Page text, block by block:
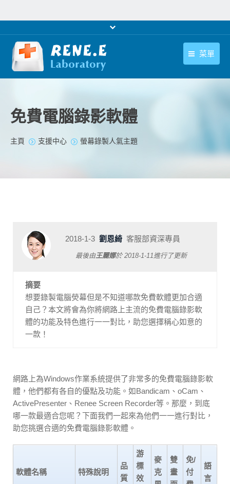
菜單
下載中心
免費電腦錄影軟體
您在此处：
主頁 支援中心 螢幕錄製人氣主題
2018-1-3 劉恩綺 客服部資深專員
最後由王麗娜於2018-1-11進行了更新
摘要
想要錄製電腦熒幕但是不知道哪款免費軟體更加合適
自己？本文將會為你將網路上主流的免費電腦錄影軟
體的功能及特色進行一一對比，助您選擇稱心如意的
一款！
網路上為Windows作業系統提供了非常多的免費電腦錄影軟
體，他們都有各自的優點及功能。如Bandicam、oCam、
ActivePresenter、Renee Screen Recorder等。那麼，到底
哪一款最適合您呢？下面我們一起來為他們一一進行對比，
助您挑選合適的免費電腦錄影軟體。
軟體名稱 特殊說明
品
質
游
標
效
麥
克
雙
畫
免/
付
語
言